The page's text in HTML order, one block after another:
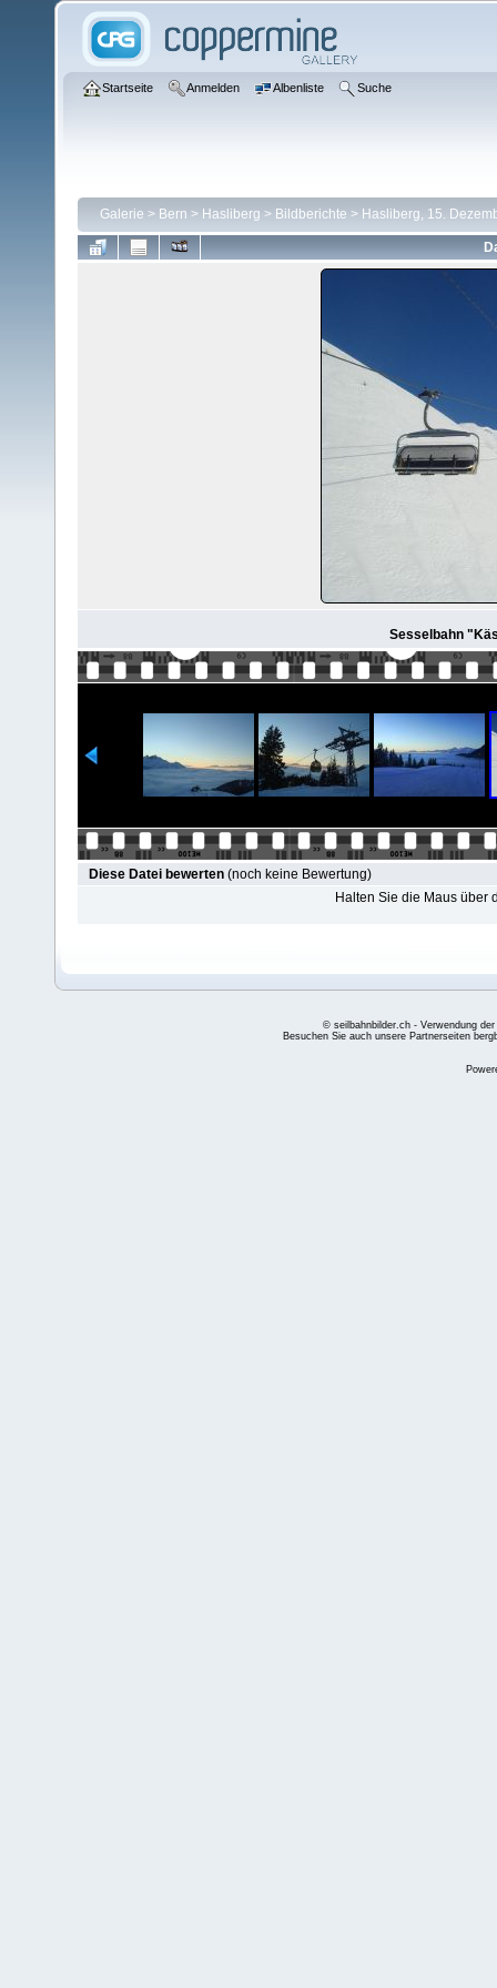
Startseite Anmelden Albenliste Suche
Galerie > Bern > Hasliberg > Bildberichte > Hasliberg, 15.
Sesselbahn
Diese Datei bewerten (noch keine Bewertung)
Halten Sie die Maus über
© seilbahnbilder.ch - Verwendung
Besuchen Sie auch unsere Partnerseiten